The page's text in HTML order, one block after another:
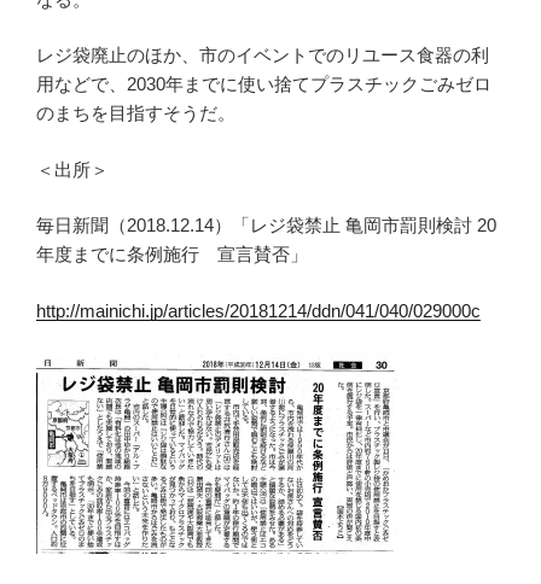
レジ袋廃止のほか、市のイベントでのリユース食器の利
用などで、2030年までに使い捨てプラスチックごみゼロ
のまちを目指すそうだ。
＜出所＞
毎日新聞（2018.12.14）「レジ袋禁止 亀岡市罰則検討 20
年度までに条例施行 宣言賛否」
http://mainichi.jp/articles/20181214/ddn/041/040/029000c